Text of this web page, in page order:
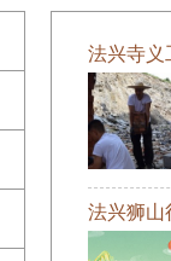
法兴寺义
法兴狮